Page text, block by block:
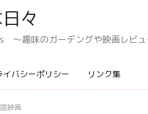
々
〜趣味のガーデングや映画レビ
イバシーポリシー リンク集
映画